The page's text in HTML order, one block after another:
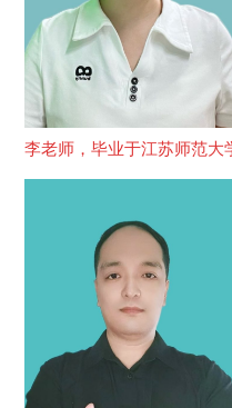
李老师，毕业于江苏师范大